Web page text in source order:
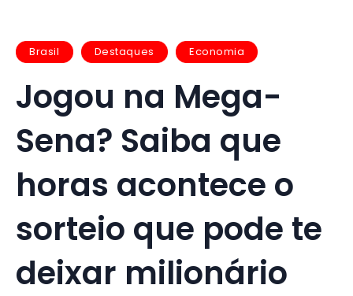
Brasil Destaques Economia
Jogou na Mega-
Sena? Saiba que
horas acontece o
sorteio que pode te
deixar milionário